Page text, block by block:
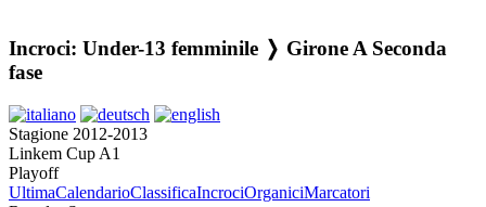
Incroci: Under-13 femminile ❭ Girone A Seconda
fase
Stagione 2012-2013
Linkem Cup A1
Playoff
UltimaCalendarioClassificaIncrociOrganiciMarcatori